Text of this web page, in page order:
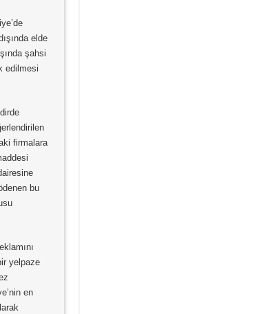
elde
şahsi
edilmesi
firmalara
bu
yelpaze
en